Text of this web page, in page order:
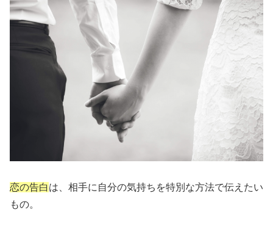
恋の告白は、相手に自分の気持ちを特別な方法で伝えたい
もの。